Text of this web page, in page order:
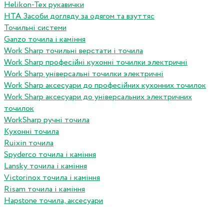
Helikon-Tex рукавички
HTA Засоби догляду за одягом та взуттяс
Точильні системи
Ganzo точила і каміння
Work Sharp точильні верстати і точила
Work Sharp професiйнi кухоннi точилки электричнi
Work Sharp унiверсальнi точилки электричнi
Work Sharp аксесуари до професiйних кухонних точилок
Work Sharp аксесуари до унiверсальних электричних
точилок
WorkSharp ручні точила
Кухонні точила
Ruixin точила
Spyderco точила і каміння
Lansky точила і каміння
Victorinox точила і каміння
Risam точила і каміння
Hapstone точила, аксесуари